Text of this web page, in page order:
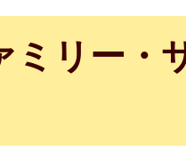
ミリー・